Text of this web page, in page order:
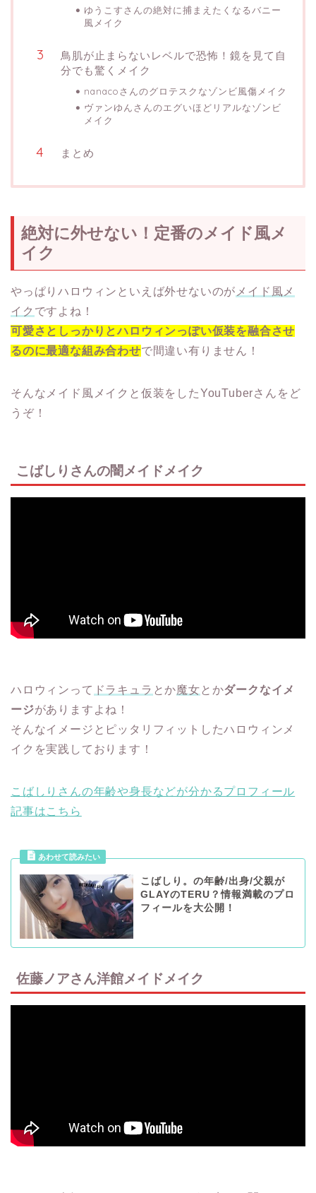
ゆうこすさんの絶対に捕まえたくなるバニー
風メイク
鳥肌が止まらないレベルで恐怖！鏡を見て自
分でも驚くメイク
nanacoさんのグロテスクなゾンビ風傷メイク
ヴァンゆんさんのエグいほどリアルなゾンビ
メイク
まとめ
絶対に外せない！定番のメイド風メ
イク
やっぱりハロウィンといえば外せないのが メイド風メ
イク ですよね！
可愛さとしっかりとハロウィンっぽい仮装を融合させ
るのに最適な組み合わせで間違い有りません！
そんなメイド風メイクと仮装をしたYouTuberさんをど
うぞ！
こばしりさんの闇メイドメイク
ハロウィンって ドラキュラ とか 魔女 とかダークなイメ
ージがありますよね！
そんなイメージとピッタリフィットしたハロウィンメ
イクを実践しております！
こばしりさんの年齢や身長などが分かるプロフィール
記事はこちら
こばしり。の年齢/出身/父親が
GLAYのTERU？情報満載のプロ
フィールを大公開！
佐藤ノアさん洋館メイドメイク